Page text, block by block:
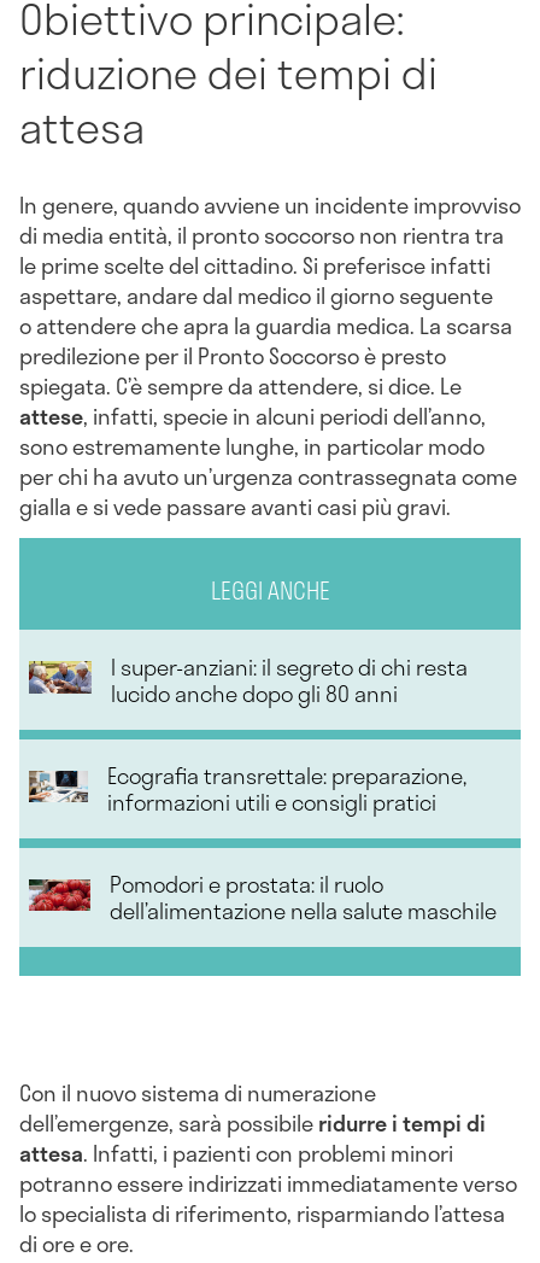
Obiettivo principale:
riduzione dei tempi di
attesa
In genere, quando avviene un incidente improvviso
di media entità, il pronto soccorso non rientra tra
le prime scelte del cittadino. Si preferisce infatti
aspettare, andare dal medico il giorno seguente
o attendere che apra la guardia medica. La scarsa
predilezione per il Pronto Soccorso è presto
spiegata. C’è sempre da attendere, si dice. Le
attese, infatti, specie in alcuni periodi dell’anno,
sono estremamente lunghe, in particolar modo
per chi ha avuto un’urgenza contrassegnata come
gialla e si vede passare avanti casi più gravi.
LEGGI ANCHE
I super-anziani: il segreto di chi resta
lucido anche dopo gli 80 anni
Ecografia transrettale: preparazione,
informazioni utili e consigli pratici
Pomodori e prostata: il ruolo
dell’alimentazione nella salute maschile
Con il nuovo sistema di numerazione
dell’emergenze, sarà possibileridurre i tempi di
attesa. Infatti, i pazienti con problemi minori
potranno essere indirizzati immediatamente verso
lo specialista di riferimento, risparmiando l’attesa
di ore e ore.